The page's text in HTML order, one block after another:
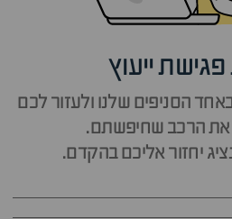
ייעוץ
הסניפים שלנו ולעזור לכם
את הרכב שחיפשתם.
יחזור אליכם בהקדם.